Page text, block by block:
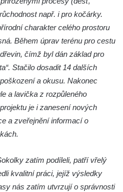
náměstí v
v
Masaryka
rezidenci v
na
např. i pro kočárky.
charakter celého prostoru
Během úprav terénu pro cestu
čímž byl dán základ pro
Stačilo dosadit 14 dalších
a okusu. Nakonec
a lavička z rozpůleného
je i zanesení nových
a zveřejnění informací o
zatím podíleli, patří vřelý
kvalitní práci, jejíž výsledky
nás zatím utvrzují o správnosti